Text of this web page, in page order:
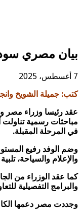
بيان مصري
7 أغسطس، 2025
كتب: جميلة الشويخ
عقد رئيسا وزراء مصر
مباحثات رسمية تناولت
في المرحلة المقبلة.
وضم الوفد رفيع
والإعلام والسياحة،
كما عقد الوزراء من
والبرامج التفصيلية
وجددت مصر دعمها